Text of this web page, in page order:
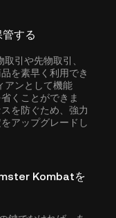
する
引や先物取引、
を素早く利用でき
アンとして機能
くことができま
を防ぐため、強力
アップグレードし
Kombatを